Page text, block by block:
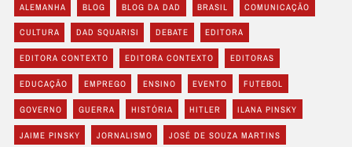
ALEMANHA BLOG BLOG DA DAD BRASIL COMUNICAÇÃO
CULTURA DAD SQUARISI DEBATE EDITORA
EDITORA CONTEXTO EDITORA CONTEXTO EDITORAS
EDUCAÇÃO EMPREGO ENSINO EVENTO FUTEBOL
GOVERNO GUERRA HISTÓRIA HITLER ILANA PINSKY
JAIME PINSKY JORNALISMO JOSÉ DE SOUZA MARTINS